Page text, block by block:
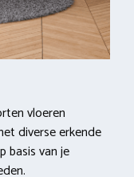
vloeren
diverse erkende
basis van je